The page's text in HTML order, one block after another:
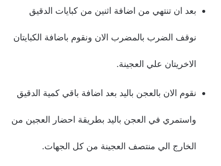
بعد ان تنتهي من اضافة اثنين من كبايات الدقيق
نوقف الضرب بالمضرب الان ونقوم باضافة الكبايتان
الاخريتان علي العجينة.
نقوم الان بالعجن باليد بعد اضافة باقي كمية الدقيق
واستمري في العجن باليد بطريقة احضار العجين من
الخارج الي منتصف العجينة من كل الجهات.